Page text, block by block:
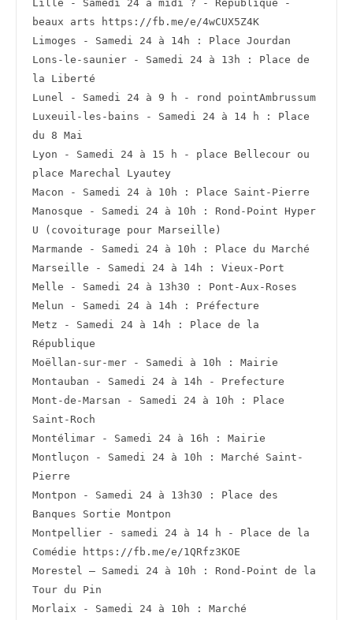
Lille - Samedi 24 à midi ? - République -
beaux arts https://fb.me/e/4wCUX5Z4K
Limoges - Samedi 24 à 14h : Place Jourdan
Lons-le-saunier - Samedi 24 à 13h : Place de
la Liberté
Lunel - Samedi 24 à 9 h - rond pointAmbrussum
Luxeuil-les-bains - Samedi 24 à 14 h : Place
du 8 Mai
Lyon - Samedi 24 à 15 h - place Bellecour ou
place Marechal Lyautey
Macon - Samedi 24 à 10h : Place Saint-Pierre
Manosque - Samedi 24 à 10h : Rond-Point Hyper
U (covoiturage pour Marseille)
Marmande - Samedi 24 à 10h : Place du Marché
Marseille - Samedi 24 à 14h : Vieux-Port
Melle - Samedi 24 à 13h30 : Pont-Aux-Roses
Melun - Samedi 24 à 14h : Préfecture
Metz - Samedi 24 à 14h : Place de la
République
Moëllan-sur-mer - Samedi à 10h : Mairie
Montauban - Samedi 24 à 14h - Prefecture
Mont-de-Marsan - Samedi 24 à 10h : Place
Saint-Roch
Montélimar - Samedi 24 à 16h : Mairie
Montluçon - Samedi 24 à 10h : Marché Saint-
Pierre
Montpon - Samedi 24 à 13h30 : Place des
Banques Sortie Montpon
Montpellier - samedi 24 à 14 h - Place de la
Comédie https://fb.me/e/1QRfz3KOE
Morestel – Samedi 24 à 10h : Rond-Point de la
Tour du Pin
Morlaix - Samedi 24 à 10h : Marché